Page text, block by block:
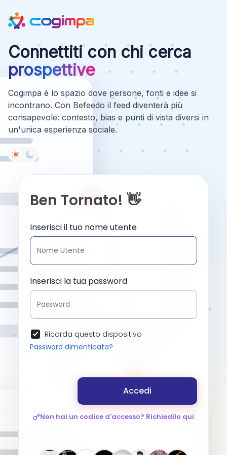
Connettiti con chi cerca
prospettive
Cogimpa è lo spazio dove persone, fonti e idee si
incontrano. Con Befeedo il feed diventerà più
consapevole: contesto, bias e punti di vista diversi in
un'unica esperienza sociale.
Ben Tornato! 👋
Inserisci il tuo nome utente
Inserisci la tua password
Ricorda questo dispositivo
Password dimenticata?
Accedi
Non hai un codice d'accesso? Richiedilo qui